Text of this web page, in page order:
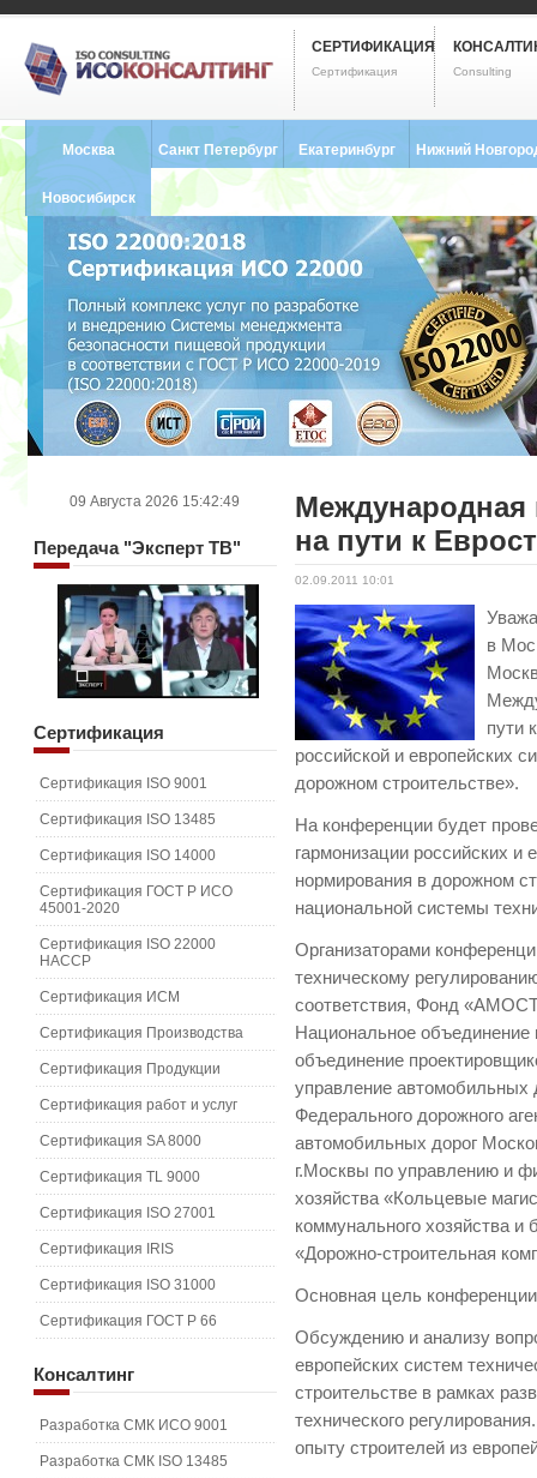
СЕРТИФИКАЦИЯ
Сертификация Consulting
Москва Санкт Петербург
8 (812) 748-2493
Екатеринбург
8 (343) 237-2593
Нижний
Новосибирск
8 (383) 227-8449
Международная
на пути к
02.09.2011 10:01
в
пути
российской и европейских
дорожном строительстве».
На конференции будет
гармонизации российских и
нормирования в дорожном
национальной системы
Организаторами
техническому
соответствия, Фонд
Национальное
объединение
управление автомобильных
Федерального дорожного
автомобильных дорог
г.Москвы по управлению и
хозяйства «Кольцевые
коммунального хозяйства
«Дорожно-строительная
Основная цель
Обсуждению и анализу
европейских систем
строительстве в рамках
технического
опыту строителей из
09 Августа 2026 15:42:49
Передача"Эксперт ТВ"
Сертификация
Сертификация ISO 9001
Сертификация ISO 13485
Сертификация ISO 14000
Сертификация ГОСТ Р ИСО
45001-2020
Сертификация ISO 22000
HACCP
Сертификация ИСМ
Сертификация Производства
Сертификация Продукции
Сертификация работ и услуг
Сертификация SA 8000
Сертификация TL 9000
Сертификация ISO 27001
Сертификация IRIS
Сертификация ISO 31000
Сертификация ГОСТ Р 66
Консалтинг
Разработка СМК ИСО 9001
Разработка СМК ISO 13485